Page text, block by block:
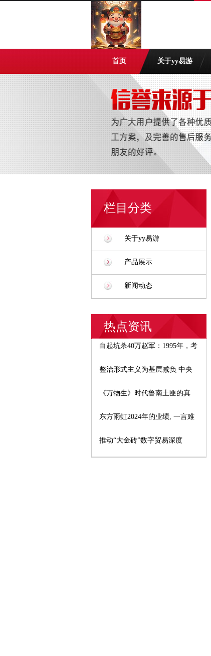
首页 关于yy易游
栏目分类
关于yy易游
产品展示
新闻动态
热点资讯
白起坑杀40万赵军：1995年，考
整治形式主义为基层减负 中央
《万物生》时代鲁南土匪的真
东方雨虹2024年的业绩, 一言难
推动“大金砖”数字贸易深度